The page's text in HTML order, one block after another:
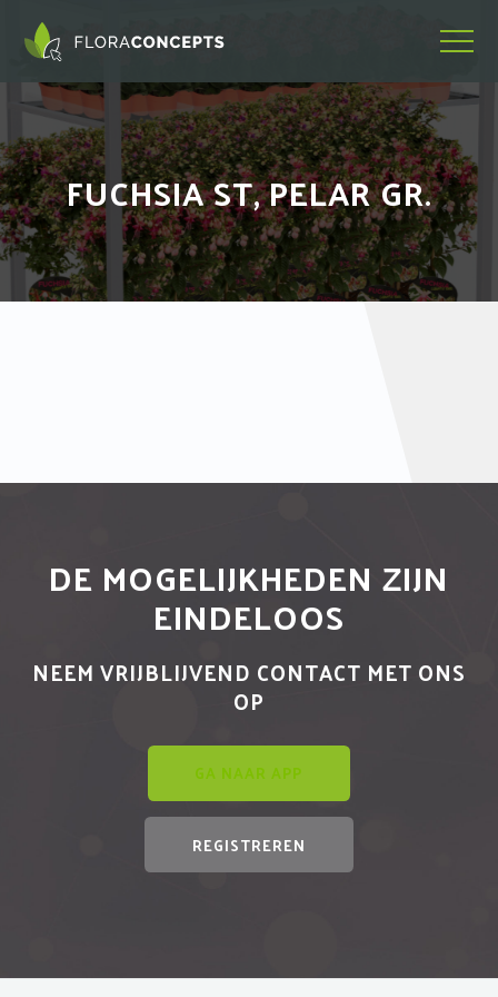
FUCHSIA ST, PELAR GR.
DE MOGELIJKHEDEN ZIJN
EINDELOOS
NEEM VRIJBLIJVEND CONTACT MET ONS
OP
GA NAAR APP
REGISTREREN